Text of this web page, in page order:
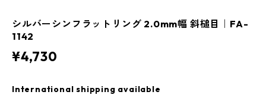
シルバーシンフラットリング 2.0mm幅 斜槌目｜FA-
1142
¥4,730
International shipping available